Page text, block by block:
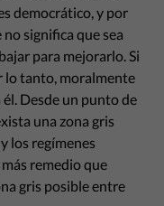
democrático, y por
significa que sea
para mejorarlo. Si
lo tanto, moralmente
Desde un punto de
una zona gris
los regímenes
remedio que
gris posible entre